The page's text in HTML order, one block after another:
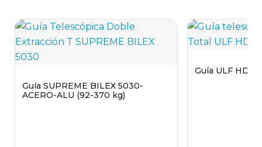
Guía SUPREME BILEX 5030-
ACERO-ALU (92-370 kg)
Guía ULF HD F